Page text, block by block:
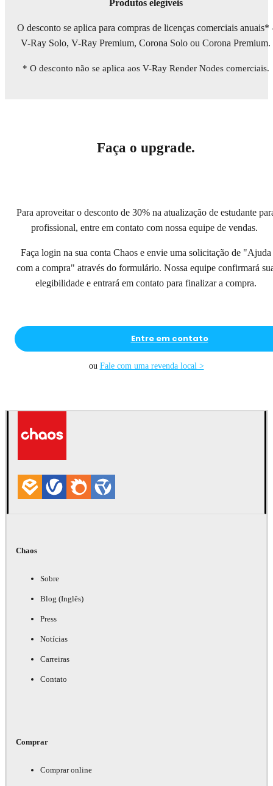
Produtos elegíveis
O desconto se aplica para compras de licenças comerciais anuais*
V-Ray Solo, V-Ray Premium, Corona Solo ou Corona Premium.
* O desconto não se aplica aos V-Ray Render Nodes comerciais.
Faça o upgrade.
Para aproveitar o desconto de 30% na atualização de estudante
profissional, entre em contato com nossa equipe de vendas.
Faça login na sua conta Chaos e envie uma solicitação de "Ajuda
com a compra" através do formulário. Nossa equipe confirmará
elegibilidade e entrará em contato para finalizar a compra.
Entre em contato
ou Fale com uma revenda local >
Chaos
Sobre
Blog (Inglês)
Press
Notícias
Carreiras
Contato
Comprar
Comprar online